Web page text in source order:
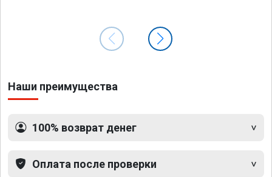
Наши преимущества
100% возврат денег
Оплата после проверки